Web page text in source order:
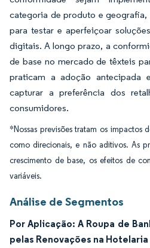
categoria de produto e
para testar e aperfeiçoar
digitais. A longo prazo, a
de base no mercado de têxteis
praticam a adoção antecipada
capturar a preferência dos
consumidores.
*Nossas previsões tratam os impactos
como direcionais, e não aditivos. As
crescimento de base, os efeitos de
variáveis.
Análise de Segmentos
Por Aplicação: A Roupa de
pelas Renovações na Hotelaria